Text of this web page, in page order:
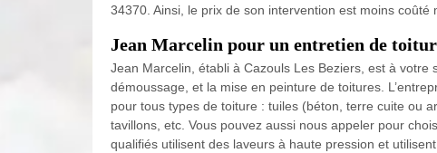
34370. Ainsi, le prix de son intervention est moins coûté
Jean Marcelin pour un entretien de
Jean Marcelin, établi à Cazouls Les Beziers, est à
démoussage, et la mise en peinture de toitures.
pour tous types de toiture : tuiles (béton, terre cuite ou
tavillons, etc. Vous pouvez aussi nous appeler pour
qualifiés utilisent des laveurs à haute pression et